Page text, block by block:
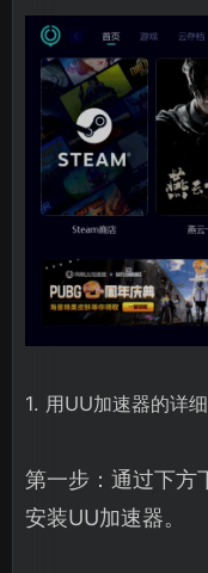
1. 用UU加速器的详
第一步：通过下方
安装UU加速器。